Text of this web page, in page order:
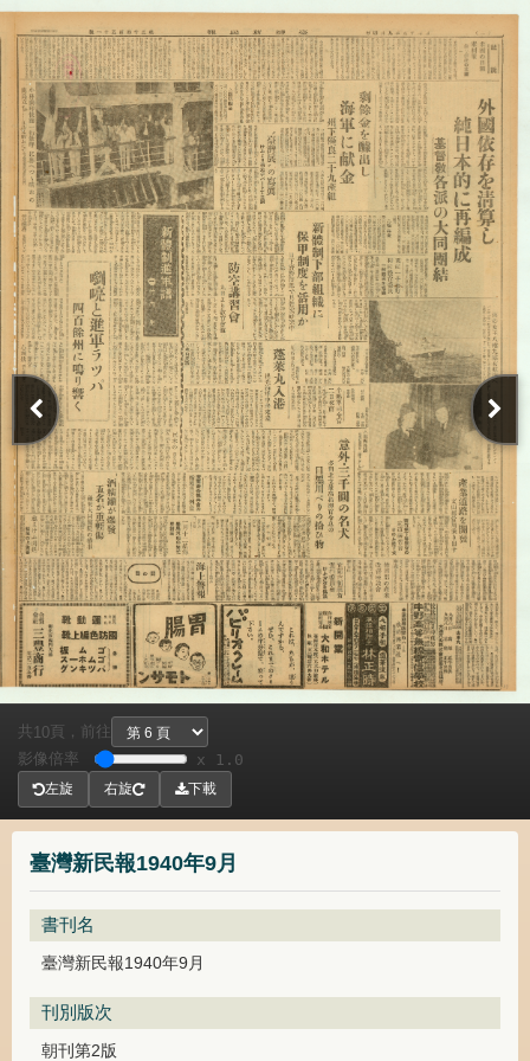
臺灣新民報1940年9月
書刊名
臺灣新民報1940年9月
刊別版次
朝刊第2版
共 10頁， 前往
影像倍率
x 1.0
左旋 右旋 下載